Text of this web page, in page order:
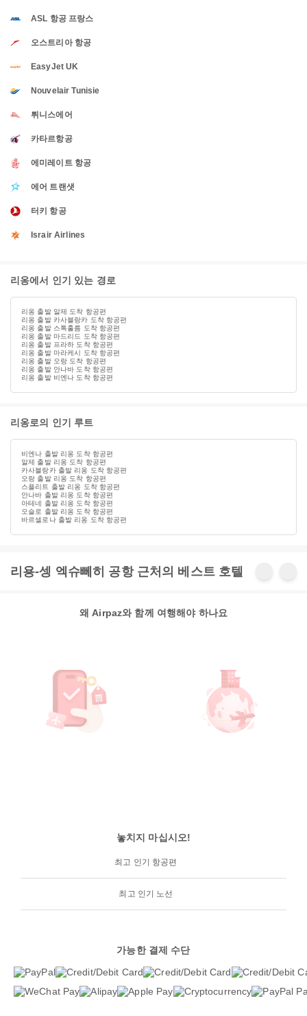
ASL 항공 프랑스
오스트리아 항공
EasyJet UK
Nouvelair Tunisie
튀니스에어
카타르항공
에미레이트 항공
에어 트랜샛
터키 항공
Israir Airlines
리옹에서 인기 있는 경로
리옹 출발 알제 도착 항공편
리옹 출발 카사블랑카 도착 항공편
리옹 출발 스톡홀름 도착 항공편
리옹 출발 마드리드 도착 항공편
리옹 출발 프라하 도착 항공편
리옹 출발 마라케시 도착 항공편
리옹 출발 오랑 도착 항공편
리옹 출발 안나바 도착 항공편
리옹 출발 비엔나 도착 항공편
리옹로의 인기 루트
비엔나 출발 리옹 도착 항공편
알제 출발 리옹 도착 항공편
카사블랑카 출발 리옹 도착 항공편
오랑 출발 리옹 도착 항공편
스플리트 출발 리옹 도착 항공편
안나바 출발 리옹 도착 항공편
아테네 출발 리옹 도착 항공편
오슬로 출발 리옹 도착 항공편
바르셀로나 출발 리옹 도착 항공편
리용-셍 엑슈뻬히 공항 근처의 베스트 호텔
왜 Airpaz와 함께 여행해야 하나요
놓치지 마십시오!
최고 인기 항공편
최고 인기 노선
가능한 결제 수단